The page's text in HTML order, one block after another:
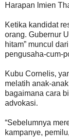
Harapan Imien
Ketika kandidat
orang. Gubernur
hitam” muncul
pengusaha-cum-
Kubu Cornelis,
melatih anak-
bagaimana cara
advokasi.
“Sebelumnya
kampanye,